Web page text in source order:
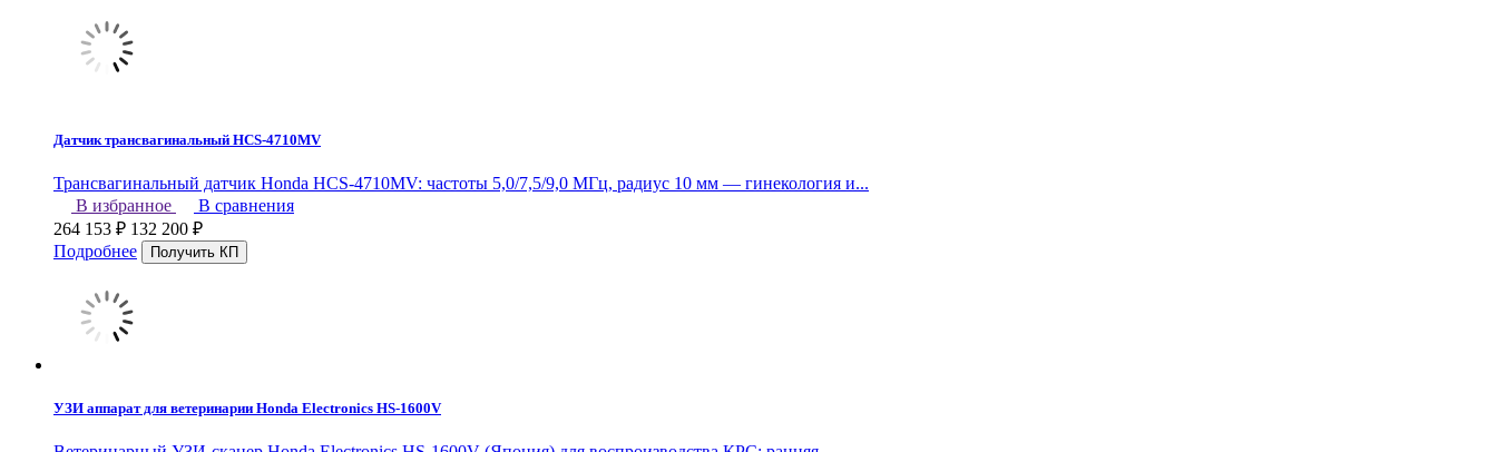
Датчик трансвагинальный HCS-4710MV
Трансвагинальный датчик Honda HCS-4710MV: частоты 5,0/7,5/9,0 МГц, радиус 10 мм — гинекология и...
В избранное
В сравнения
264 153 ₽ 132 200 ₽
Подробнее
УЗИ аппарат для ветеринарии Honda Electronics HS-1600V